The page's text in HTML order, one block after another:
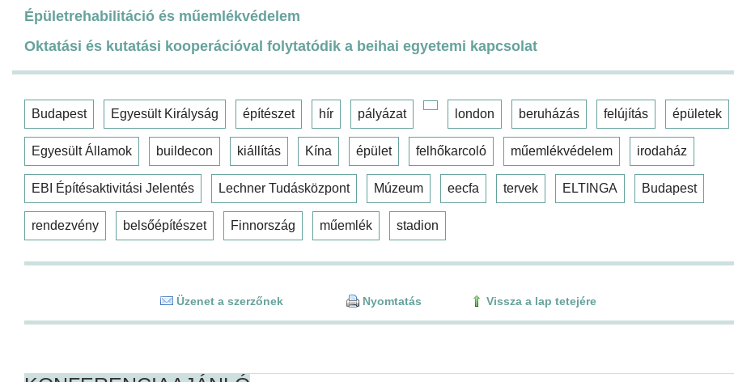
Épületrehabilitáció és műemlékvédelem
Oktatási és kutatási kooperációval folytatódik a beihai egyetemi kapcsolat
Budapest Egyesült Királyság építészet hír pályázat london beruházás felújítás épületek
Egyesült Államok buildecon kiállítás Kína épület felhőkarcoló műemlékvédelem irodaház
EBI Építésaktivitási Jelentés Lechner Tudásközpont Múzeum eecfa tervek ELTINGA Budapest
rendezvény belsőépítészet Finnország műemlék stadion
Üzenet a szerzőnek Nyomtatás Vissza a lap tetejére